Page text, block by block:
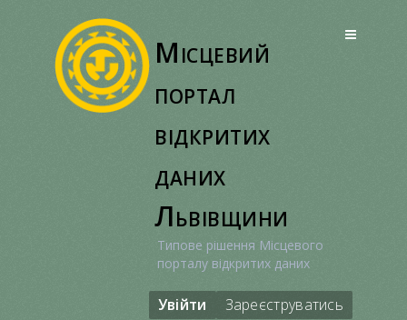
Місцевий
портал
відкритих
даних
Львівщини
Типове рішення Місцевого
порталу відкритих даних
Увійти Зареєструватись